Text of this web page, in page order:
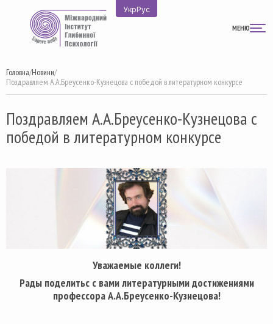
УкрРус
МЕНЮ
Головна/Новини/
Поздравляем А.А.Бреусенко-Кузнецова с победой в литературном конкурсе
Поздравляем А.А.Бреусенко-Кузнецова с
победой в литературном конкурсе
Уважаемые коллеги!
Рады поделитьс с вами литературными достижениями
профессора А.А.Бреусенко-Кузнецова!